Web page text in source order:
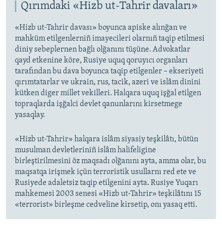
Qırımdaki «Hizb ut-Tahrir davaları»
«Hizb ut-Tahrir davası» boyunca apiske alınğan ve
mahküm etilgenlerniñ imayecileri olarnıñ taqip etilmesi
diniy sebeplernen bağlı olğanını tüşüne. Advokatlar
qayd etkenine köre, Rusiye uquq qoruyıcı organları
tarafından bu dava boyunca taqip etilgenler – ekseriyeti
qırımtatarlar ve ukrain, rus, tacik, azeri ve islâm dinini
kütken diger millet vekilleri. Halqara uquq işğal etilgen
topraqlarda işğalci devlet qanunlarını kirsetmege
yasaqlay.
«Hizb ut-Tahrir» halqara islâm siyasiy teşkilâtı, bütün
musulman devletleriniñ islâm halifeligine
birleştirilmesini öz maqsadı olğanını ayta, amma olar, bu
maqsatqa irişmek içün terroristik usullarnı red ete ve
Rusiyede adaletsiz taqip etilgenini ayta. Rusiye Yuqarı
mahkemesi 2003 senesi «Hizb ut-Tahrir» teşkilâtını 15
«terrorist» birleşme cedveline kirsetip, onı yasaq etti.